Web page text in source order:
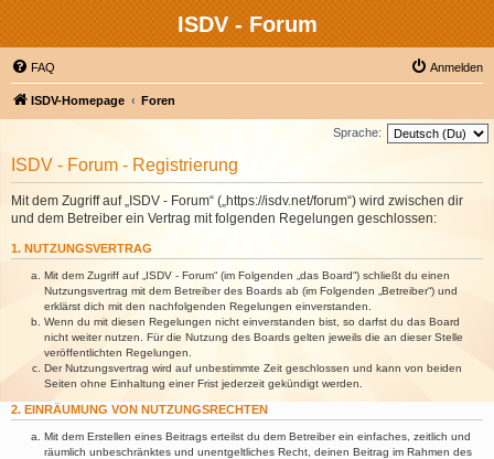
ISDV - Forum
FAQ Anmelden
ISDV-Homepage Foren
Sprache:
ISDV - Forum - Registrierung
Mit dem Zugriff auf „ISDV - Forum“ („https://isdv.net/forum“) wird zwischen dir
und dem Betreiber ein Vertrag mit folgenden Regelungen geschlossen:
1. NUTZUNGSVERTRAG
Mit dem Zugriff auf „ISDV - Forum“ (im Folgenden „das Board“) schließt du einen
Nutzungsvertrag mit dem Betreiber des Boards ab (im Folgenden „Betreiber“) und
erklärst dich mit den nachfolgenden Regelungen einverstanden.
Wenn du mit diesen Regelungen nicht einverstanden bist, so darfst du das Board
nicht weiter nutzen. Für die Nutzung des Boards gelten jeweils die an dieser Stelle
veröffentlichten Regelungen.
Der Nutzungsvertrag wird auf unbestimmte Zeit geschlossen und kann von beiden
Seiten ohne Einhaltung einer Frist jederzeit gekündigt werden.
2. EINRÄUMUNG VON NUTZUNGSRECHTEN
Mit dem Erstellen eines Beitrags erteilst du dem Betreiber ein einfaches, zeitlich und
räumlich unbeschränktes und unentgeltliches Recht, deinen Beitrag im Rahmen des